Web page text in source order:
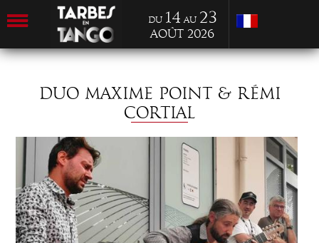
du 14 au 23
Août 2026
DUO MAXIME POINT & RÉMI
CORTIAL